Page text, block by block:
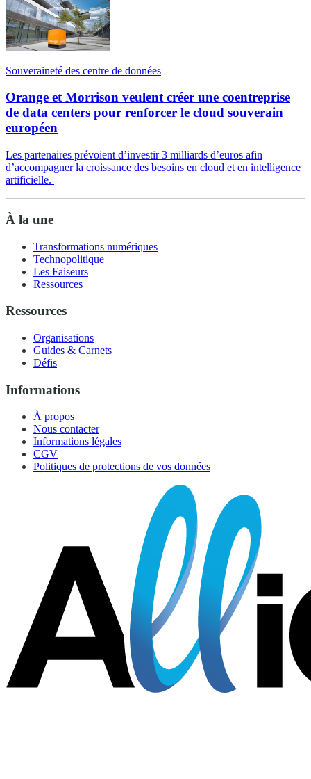
Souveraineté des centre de données
Orange et Morrison veulent créer une coentreprise
de data centers pour renforcer le cloud souverain
européen
Les partenaires prévoient d’investir 3 milliards d’euros afin
d’accompagner la croissance des besoins en cloud et en intelligence
artificielle.
À la une
Transformations numériques
Technopolitique
Les Faiseurs
Ressources
Ressources
Organisations
Guides & Carnets
Défis
Informations
À propos
Nous contacter
Informations légales
CGV
Politiques de protections de vos données